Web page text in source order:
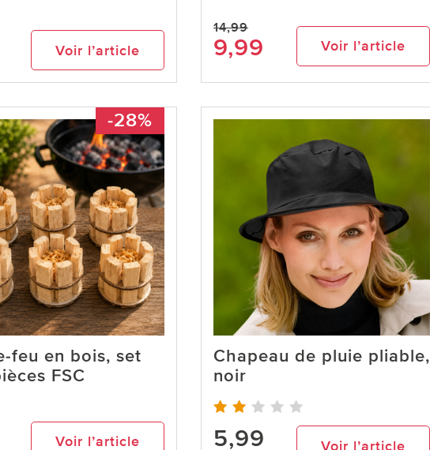
Voir l’article
14,99
9,99 Voir l’article
-28%
feu en bois, set
FSC
Voir l’article
Chapeau de pluie pliable,
noir
5,99 Voir l’article